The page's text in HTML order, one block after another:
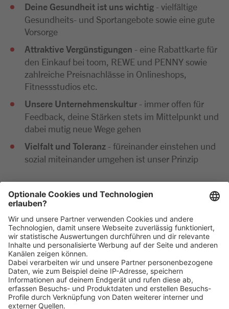
Deine Gesundheit ist uns wichtig - vielfältige
Gesundheits- und Sportangebote sowie eine gute
Vorsorge
Attraktive Vergünstigungen - eine Rabattkarte für
den Einkauf bei toom, REWE und PENNY sowie
zahlreiche Preisnachlässe in Onlineshops,
Fitnessstudios etc.
Unsere Unternehmenskultur - immer offen für
Feedback, deine Stärken stets im Mittelpunkt und
dabei mutig neue Wege gehen
Vielfalt und Toleranz - füreinander einstehen und
sozial miteinander umgehen ist unser Prinzip
diese ausschließlich digital ein. Im Anschluss an deine
Bewerbung kommen wir zeitnah per E-Mail oder
telefonisch auf dich zu.